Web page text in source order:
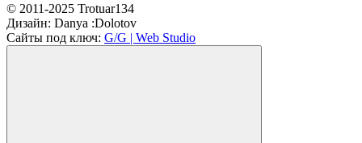
© 2011-2025 Trotuar134
Дизайн: Danya :Dolotov
Сайты под ключ: G/G | Web Studio